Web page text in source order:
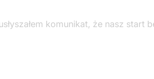
komunikat, że nasz start